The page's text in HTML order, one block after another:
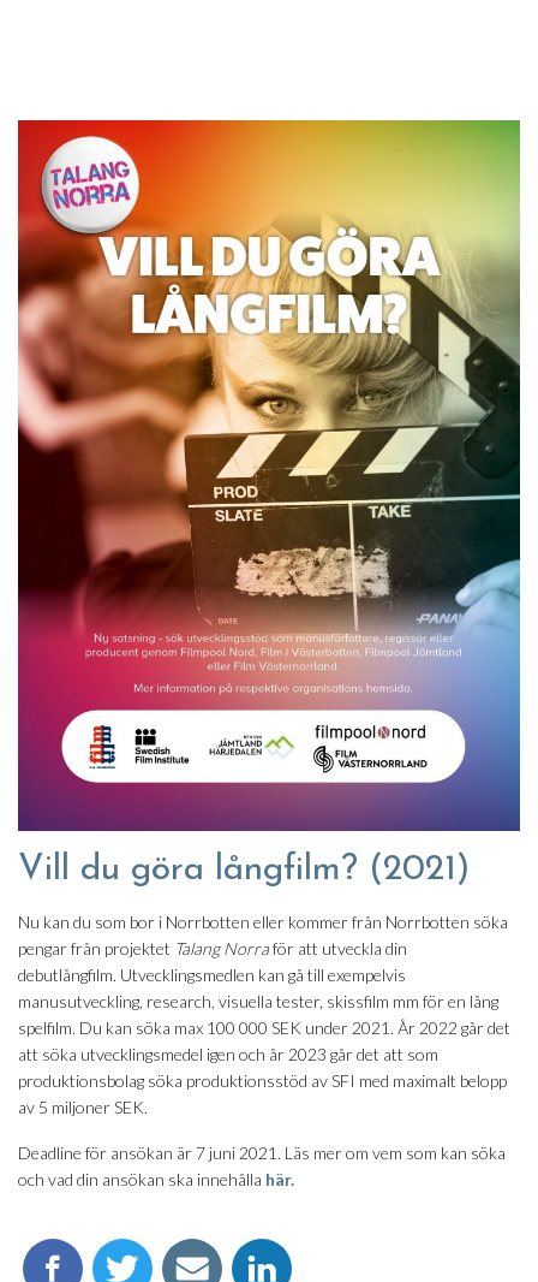
Vill du göra långfilm? (2021)
Nu kan du som bor i Norrbotten eller kommer från Norrbotten söka
pengar från projektet Talang Norraför att utveckla din
debutlångfilm. Utvecklingsmedlen kan gå till exempelvis
manusutveckling, research, visuella tester, skissfilm mm för en lång
spelfilm. Du kan söka max 100 000 SEK under 2021. År 2022 går det
att söka utvecklingsmedel igen och år 2023 går det att som
produktionsbolag söka produktionsstöd av SFI med maximalt belopp
av 5 miljoner SEK.
Deadline för ansökan är 7 juni 2021. Läs mer om vem som kan söka
och vad din ansökan ska innehålla här.